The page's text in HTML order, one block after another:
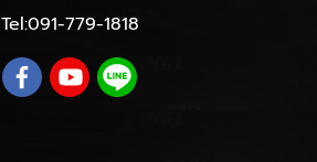
Tel:091-779-1818